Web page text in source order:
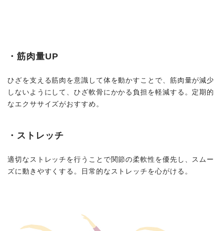
・筋肉量UP
ひざを支える筋肉を意識して体を動かすことで、筋肉量が減少
しないようにして、ひざ軟骨にかかる負担を軽減する。定期的
なエクササイズがおすすめ。
・ストレッチ
適切なストレッチを行うことで関節の柔軟性を優先し、スムー
ズに動きやすくする。日常的なストレッチを心がける。